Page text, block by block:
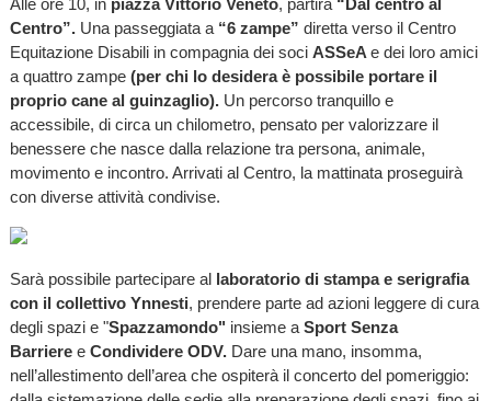
Alle ore 10, in piazza Vittorio Veneto, partirà “Dal centro al
Centro”.Una passeggiata a “6 zampe” diretta verso il Centro
Equitazione Disabili in compagnia dei soci ASSeA e dei loro amici
a quattro zampe (per chi lo desidera è possibile portare il
proprio cane al guinzaglio).Un percorso tranquillo e
accessibile, di circa un chilometro, pensato per valorizzare il
benessere che nasce dalla relazione tra persona, animale,
movimento e incontro. Arrivati al Centro, la mattinata proseguirà
con diverse attività condivise.
Sarà possibile partecipare al laboratorio di stampa e serigrafia
con il collettivo Ynnesti, prendere parte ad azioni leggere di cura
degli spazi e "Spazzamondo" insieme a Sport Senza
Barrieree Condividere ODV. Dare una mano, insomma,
nell’allestimento dell’area che ospiterà il concerto del pomeriggio: